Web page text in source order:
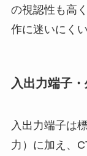
の視認性も高
作に迷いにく
入出力端子
入出力端子は
力）に加え、